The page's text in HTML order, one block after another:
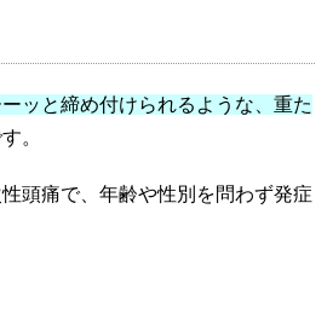
ッと締め付けられるような、重た
。
頭痛で、年齢や性別を問わず発症